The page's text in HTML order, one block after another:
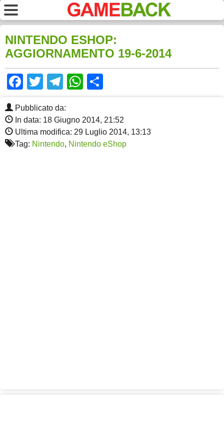
NINTENDO ESHOP:
AGGIORNAMENTO 19-6-2014
Facebook
TwitterTelegram
WhatsApp
Pubblicato da:
In data: 18 Giugno 2014, 21:52
Ultima modifica: 29 Luglio 2014, 13:13
Tag: Nintendo, Nintendo eShop